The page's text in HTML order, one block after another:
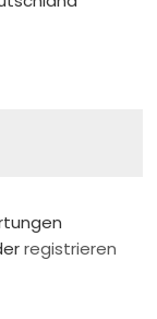
registrieren